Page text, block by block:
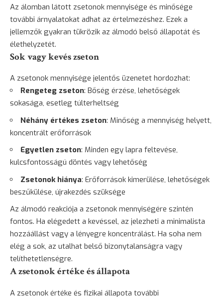
Az álomban látott zsetonok mennyisége és minősége
további árnyalatokat adhat az értelmezéshez. Ezek a
jellemzők gyakran tükrözik az álmodó belső állapotát és
élethelyzetét.
Sok vagy kevés zseton
A zsetonok mennyisége jelentős üzenetet hordozhat:
Rengeteg zseton: Bőség érzése, lehetőségek
sokasága, esetleg túlterheltség
Néhány értékes zseton: Minőség a mennyiség helyett,
koncentrált erőforrások
Egyetlen zseton: Minden egy lapra feltevése,
kulcsfontosságú döntés vagy lehetőség
Zsetonok hiánya: Erőforrások kimerülése, lehetőségek
beszűkülése, újrakezdés szüksége
Az álmodó reakciója a zsetonok mennyiségére szintén
fontos. Ha elégedett a kevéssel, az jelezheti a minimalista
hozzáállást vagy a lényegre koncentrálást. Ha soha nem
elég a sok, az utalhat belső bizonytalanságra vagy
telíthetetlenségre.
A zsetonok értéke és állapota
A zsetonok értéke és fizikai állapota további